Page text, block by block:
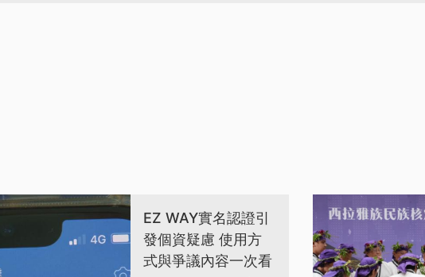
EZ WAY實名認證引
發個資疑慮 使用方
式與爭議內容一次看